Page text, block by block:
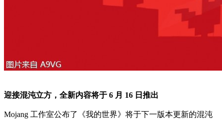
迎接混沌立方，全新内容将于 6 月 16 日推出
Mojang 工作室公布了《我的世界》将于下一版本更新的混沌